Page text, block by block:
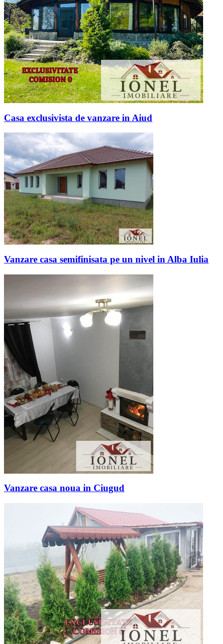
Casa exclusivista de vanzare in Aiud
Vanzare casa semifinisata pe un nivel in Alba Iulia
Vanzare casa noua in Ciugud